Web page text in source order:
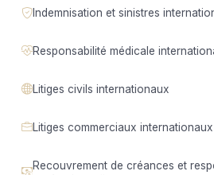
Indemnisation et sinistres
Responsabilité médicale
Litiges civils internationaux
Litiges commerciaux internationaux
Recouvrement de créances et